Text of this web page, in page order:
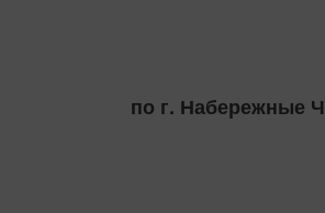
по г. Набережные